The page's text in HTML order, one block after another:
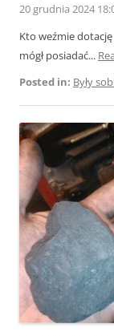
20 grudnia 2024
Kto weźmie
mógł posiadać...
Posted in: Były